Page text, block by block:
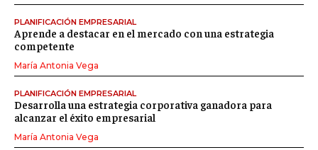
PLANIFICACIÓN EMPRESARIAL
Aprende a destacar en el mercado con una estrategia
competente
María Antonia Vega
PLANIFICACIÓN EMPRESARIAL
Desarrolla una estrategia corporativa ganadora para
alcanzar el éxito empresarial
María Antonia Vega